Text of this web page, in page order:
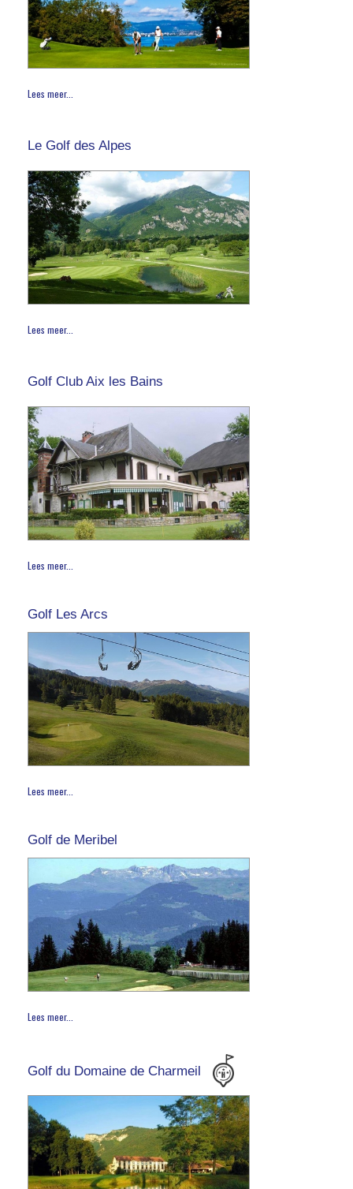
Lees meer...
Le Golf des Alpes
Lees meer...
Golf Club Aix les Bains
Lees meer...
Golf Les Arcs
Lees meer...
Golf de Meribel
Lees meer...
Golf du Domaine de Charmeil